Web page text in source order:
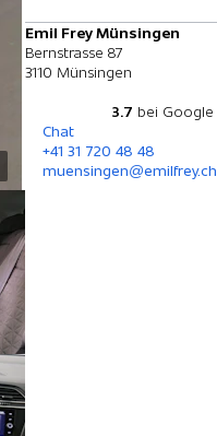
Emil Frey Münsingen
Bernstrasse 87
3110 Münsingen
3.7 bei Google
Chat
+41 31 720 48 48
muensingen@emilfrey.ch